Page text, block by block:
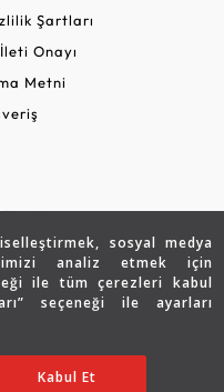
sosyal medya
analiz etmek için
ile tüm çerezleri kabul
seçeneği ile ayarları
Ayarları Düzenle
Kabul Et
SATIN ALIN
Assos Diamond
Şartları
Onayı
Metni
- Bu sitenin tüm hakları